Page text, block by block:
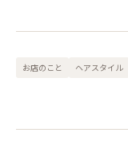
お店のこと ヘアスタイル